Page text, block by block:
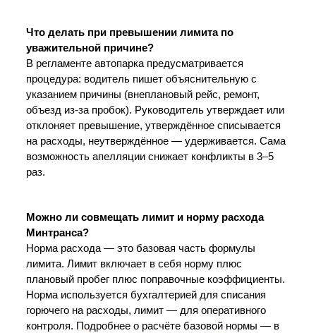
Что делать при превышении лимита по
уважительной причине?
В регламенте автопарка предусматривается
процедура: водитель пишет объяснительную с
указанием причины (внеплановый рейс, ремонт,
объезд из-за пробок). Руководитель утверждает или
отклоняет превышение, утверждённое списывается
на расходы, неутверждённое — удерживается. Сама
возможность апелляции снижает конфликты в 3–5
раз.
Можно ли совмещать лимит и норму расхода
Минтранса?
Норма расхода — это базовая часть формулы
лимита. Лимит включает в себя норму плюс
плановый пробег плюс поправочные коэффициенты.
Норма используется бухгалтерией для списания
горючего на расходы, лимит — для оперативного
контроля. Подробнее о расчёте базовой нормы — в